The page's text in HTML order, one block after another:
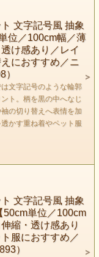
文字記号風 抽象
位／100cm幅／薄
け感あり／レイ
におすすめ／ニ
文字記号のような輪郭
ト。柄を黒の中へなじ
の切り替えへ表情を加
かす重ね着やペット服
文字記号風 抽象
50cm単位／100cm
縮・透け感あり
服におすすめ／
）